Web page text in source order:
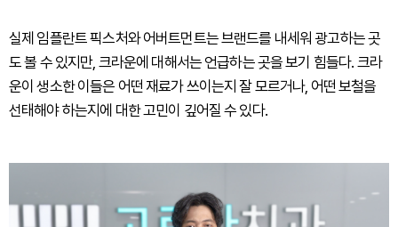
실제 임플란트 픽스처와 어버트먼트는 브랜드를 내세워 광고하는 곳
도 볼 수 있지만, 크라운에 대해서는 언급하는 곳을 보기 힘들다. 크라
운이 생소한 이들은 어떤 재료가 쓰이는지 잘 모르거나, 어떤 보철을
선태해야 하는지에 대한 고민이 깊어질 수 있다.